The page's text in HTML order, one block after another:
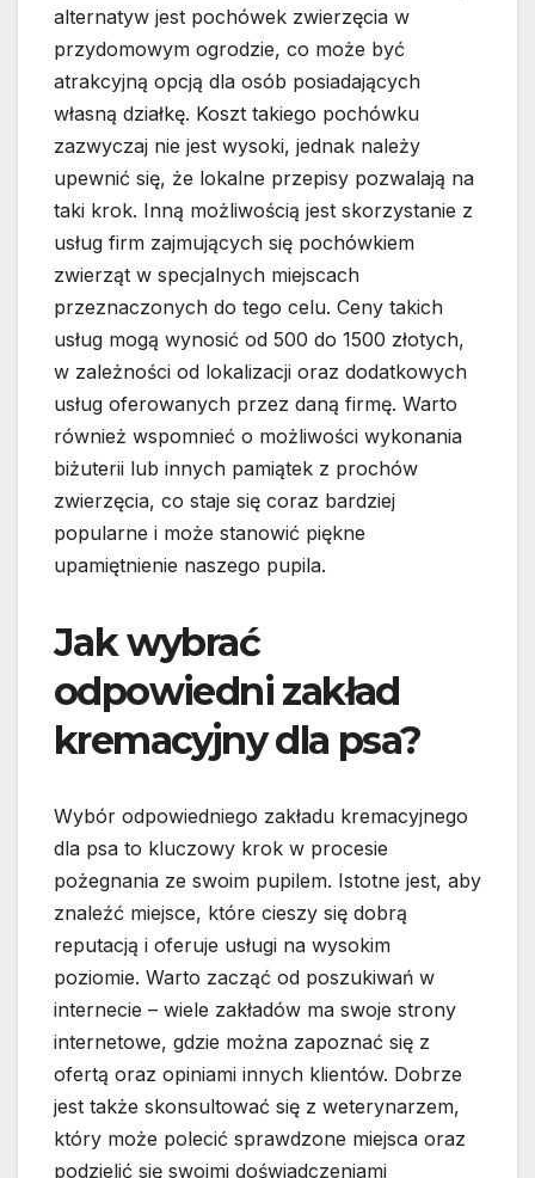
alternatyw jest pochówek zwierzęcia w
przydomowym ogrodzie, co może być
atrakcyjną opcją dla osób posiadających
własną działkę. Koszt takiego pochówku
zazwyczaj nie jest wysoki, jednak należy
upewnić się, że lokalne przepisy pozwalają na
taki krok. Inną możliwością jest skorzystanie z
usług firm zajmujących się pochówkiem
zwierząt w specjalnych miejscach
przeznaczonych do tego celu. Ceny takich
usług mogą wynosić od 500 do 1500 złotych,
w zależności od lokalizacji oraz dodatkowych
usług oferowanych przez daną firmę. Warto
również wspomnieć o możliwości wykonania
biżuterii lub innych pamiątek z prochów
zwierzęcia, co staje się coraz bardziej
popularne i może stanowić piękne
upamiętnienie naszego pupila.
Jak wybrać
odpowiedni zakład
kremacyjny dla psa?
Wybór odpowiedniego zakładu kremacyjnego
dla psa to kluczowy krok w procesie
pożegnania ze swoim pupilem. Istotne jest, aby
znaleźć miejsce, które cieszy się dobrą
reputacją i oferuje usługi na wysokim
poziomie. Warto zacząć od poszukiwań w
internecie – wiele zakładów ma swoje strony
internetowe, gdzie można zapoznać się z
ofertą oraz opiniami innych klientów. Dobrze
jest także skonsultować się z weterynarzem,
który może polecić sprawdzone miejsca oraz
podzielić się swoimi doświadczeniami